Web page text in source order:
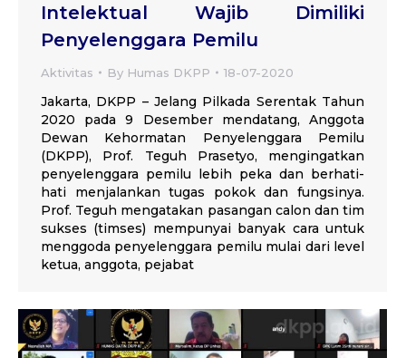
Intelektual Wajib Dimiliki
Penyelenggara Pemilu
Aktivitas By Humas DKPP 18-07-2020
Jakarta, DKPP – Jelang Pilkada Serentak Tahun
2020 pada 9 Desember mendatang, Anggota
Dewan Kehormatan Penyelenggara Pemilu
(DKPP), Prof. Teguh Prasetyo, mengingatkan
penyelenggara pemilu lebih peka dan berhati-
hati menjalankan tugas pokok dan fungsinya.
Prof. Teguh mengatakan pasangan calon dan tim
sukses (timses) mempunyai banyak cara untuk
menggoda penyelenggara pemilu mulai dari level
ketua, anggota, pejabat